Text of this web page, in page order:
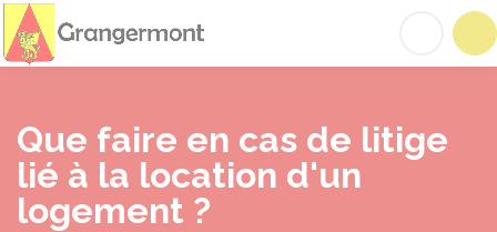
Que faire en cas de litige
lié à la location d'un
logement ?